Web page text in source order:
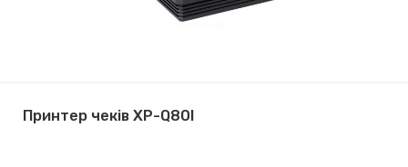
Принтер чеків XP-Q80I